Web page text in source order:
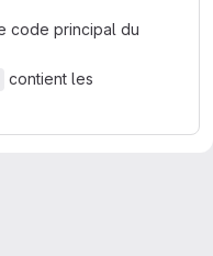
code principal du
contient les